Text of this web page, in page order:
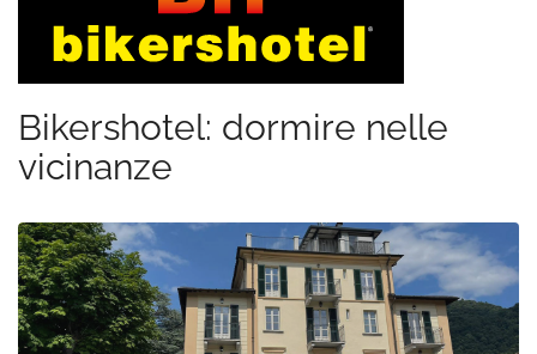
Bikershotel: dormire nelle
vicinanze